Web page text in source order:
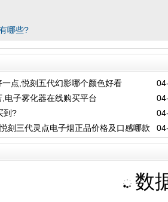
哪些?
点,悦刻五代幻影哪个颜色好看
电子雾化器在线购买平台
到?
刻三代灵点电子烟正品价格及口感哪款
数